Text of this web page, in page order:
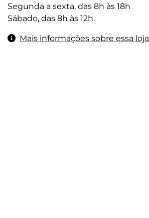
Segunda a sexta, das 8h às 18h
Sábado, das 8h às 12h.
Mais informações sobre essa loja